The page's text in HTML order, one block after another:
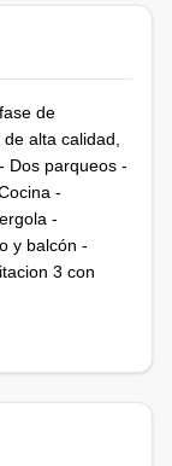
de
alta calidad,
Dos parqueos -
-
-
y balcón -
3 con